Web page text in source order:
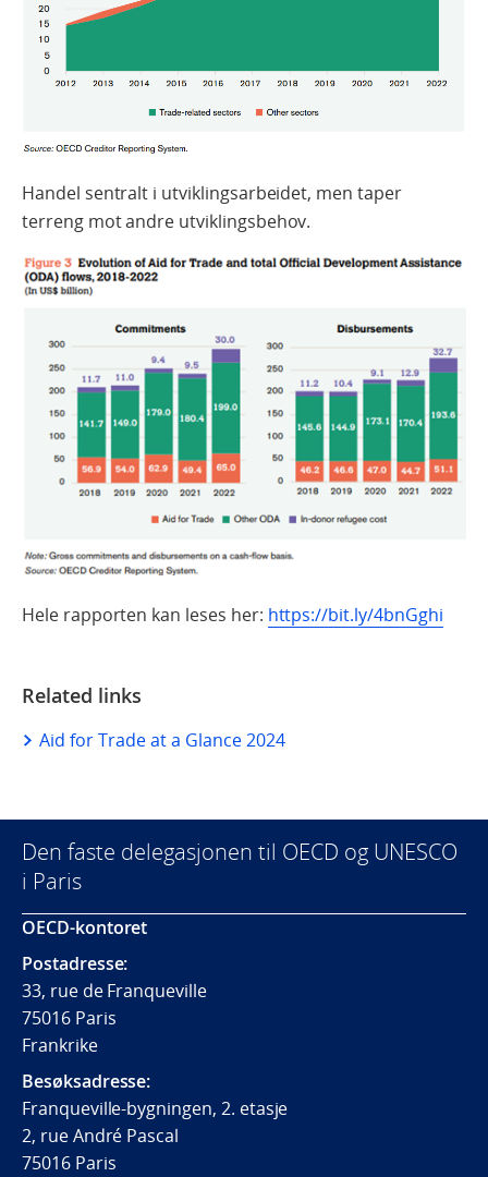
Handel sentralt i utviklingsarbeidet, men taper
terreng mot andre utviklingsbehov.
Hele rapporten kan leses her: https://bit.ly/4bnGghi
Related links
Aid for Trade at a Glance 2024
Den faste delegasjonen til OECD og UNESCO
i Paris
OECD-kontoret
Postadresse:
33, rue de Franqueville
75016 Paris
Frankrike
Besøksadresse:
Franqueville-bygningen, 2. etasje
2, rue André Pascal
75016 Paris